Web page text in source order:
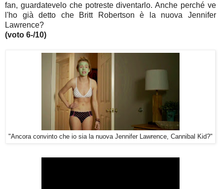
fan, guardatevelo che potreste diventarlo. Anche perché ve
l'ho già detto che Britt Robertson è la nuova Jennifer
Lawrence?
(voto 6-/10)
"Ancora convinto che io sia la nuova Jennifer Lawrence, Cannibal Kid?"